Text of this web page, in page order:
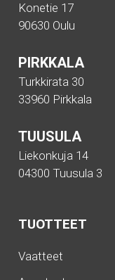
Konetie 17
90630 Oulu
PIRKKALA
Turkkirata 30
33960 Pirkkala
TUUSULA
Liekonkuja 14
04300 Tuusula 3
TUOTTEET
Vaatteet